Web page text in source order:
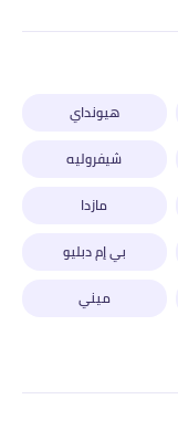
هيونداي
شيفروليه
مازدا
بي إم دبليو
ميني